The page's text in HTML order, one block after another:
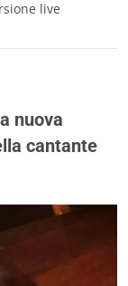
live
nuova
cantante